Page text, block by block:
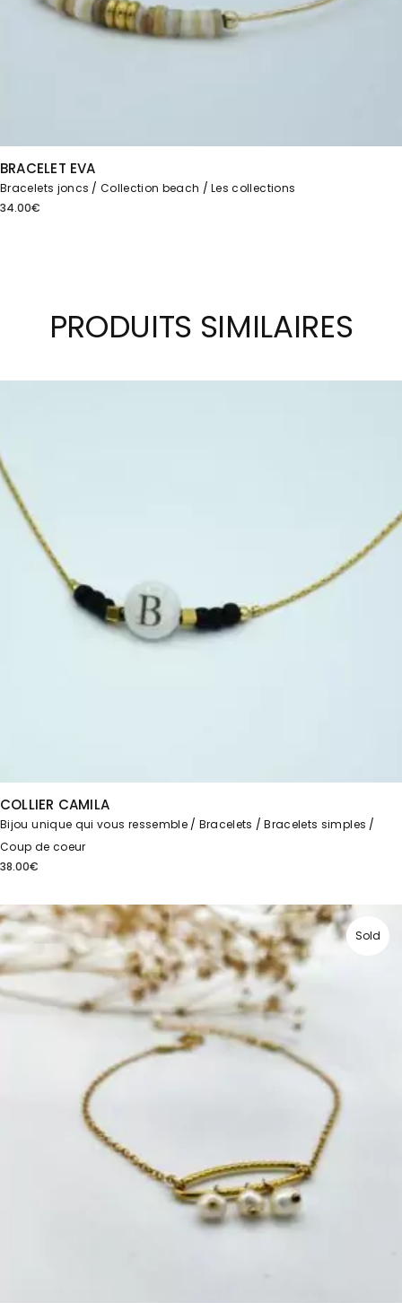
BRACELET EVA
Bracelets joncs Collection beach
Les collections
34.00€
PRODUITS SIMILAIRES
COLLIER CAMILA
Bijou unique qui vous ressemble Bracelets
Bracelets simples
Coup de coeur
38.00€
Sold